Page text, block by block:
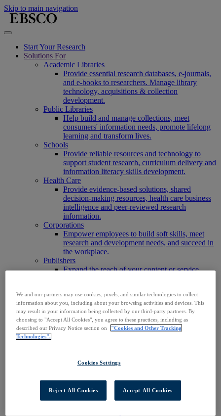
Skip to main navigation
Start Your Research
Solutions For
Academic Libraries
Provide essential research databases, e-journals,
and e-books to researchers. Manage library
technology, acquisitions & collection
development.
Public Libraries
Help build and manage collections, meet
consumers' information needs, promote lifelong
learning and transform lives.
Schools
Provide reliable resources and technology to
support student research, curriculum delivery and
information literacy skills development.
Health Care
Provide evidence-based solutions, shared
decision-making resources, health care business
intelligence and peer-reviewed research
information.
Corporations
Empower employees to build soft skills, meet
research and development needs, and succeed in
the workplace.
Publishers
Expand the reach of your content or service,
Researchers & Students
Find your organization to access our products to
start your research.
AI
Connect trusted, rights-cleared research content
Explore Products
Technology & Discovery
BiblioGraph
We and our partners may use cookies, pixels, and similar technologies to collect
information about you, including about your browsing activities and devices. This
may result in your information being collected by our third-party partners. By
choosing to "Accept All Cookies", you agree to these practices, including as
described our Privacy Notice section on
"Cookies and Other Tracking
Technologies".
Cookies Settings
Reject All Cookies Accept All Cookies